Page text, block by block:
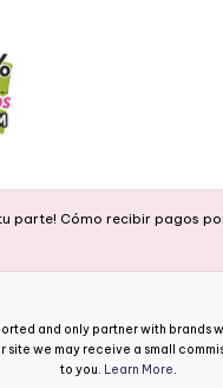
parte! Cómo recibir pagos
and only partner with brands
site we may receive a small
to you. Learn More.